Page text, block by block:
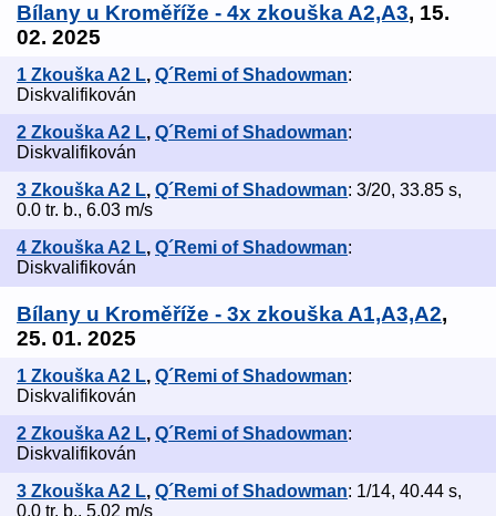
Bílany u Kroměříže - 4x zkouška A2,A3, 15.
02. 2025
1 Zkouška A2 L, Q´Remi of Shadowman:
Diskvalifikován
2 Zkouška A2 L, Q´Remi of Shadowman:
Diskvalifikován
3 Zkouška A2 L, Q´Remi of Shadowman: 3/20, 33.85 s,
0.0 tr. b., 6.03 m/s
4 Zkouška A2 L, Q´Remi of Shadowman:
Diskvalifikován
Bílany u Kroměříže - 3x zkouška A1,A3,A2,
25. 01. 2025
1 Zkouška A2 L, Q´Remi of Shadowman:
Diskvalifikován
2 Zkouška A2 L, Q´Remi of Shadowman:
Diskvalifikován
3 Zkouška A2 L, Q´Remi of Shadowman: 1/14, 40.44 s,
0.0 tr. b., 5.02 m/s